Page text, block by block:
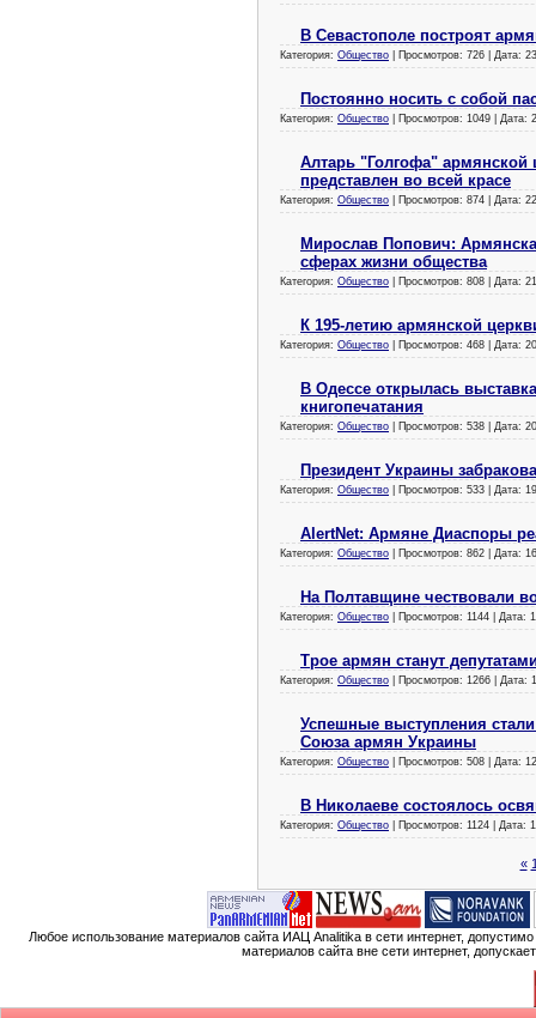
В Севастополе построят
Категория: Общество | Просмотров: 726 | Дата:
Постоянно носить с собой
Категория: Общество | Просмотров: 1049 | Дата:
Алтарь "Голгофа" армянской
представлен во всей красе
Категория: Общество | Просмотров: 874 | Дата:
Мирослав Попович:
сферах жизни общества
Категория: Общество | Просмотров: 808 | Дата:
К 195-летию армянской
Категория: Общество | Просмотров: 468 | Дата:
В Одессе открылась
книгопечатания
Категория: Общество | Просмотров: 538 | Дата:
Президент Украины
Категория: Общество | Просмотров: 533 | Дата:
AlertNet: Армяне Диаспоры
Категория: Общество | Просмотров: 862 | Дата:
На Полтавщине чествовали
Категория: Общество | Просмотров: 1144 | Дата:
Трое армян станут
Категория: Общество | Просмотров: 1266 | Дата:
Успешные выступления
Союза армян Украины
Категория: Общество | Просмотров: 508 | Дата:
В Николаеве состоялось
Категория: Общество | Просмотров: 1124 | Дата:
«
Любое использование материалов сайта ИАЦ Analitika в сети интернет,
материалов сайта вне сети интернет,